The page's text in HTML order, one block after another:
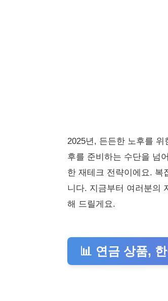
2025년, 든든한 노후를
후를 준비하는 수단을 넘
한 재테크 전략이에요. 복
니다. 지금부터 여러분의
해 드릴게요.
📊 연금 상품,